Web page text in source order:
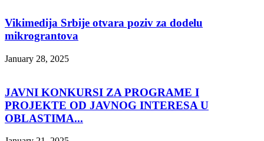
Vikimedija Srbije otvara poziv za dodelu
mikrograntova
January 28, 2025
JAVNI KONKURSI ZA PROGRAME I
PROJEKTE OD JAVNOG INTERESA U
OBLASTIMA...